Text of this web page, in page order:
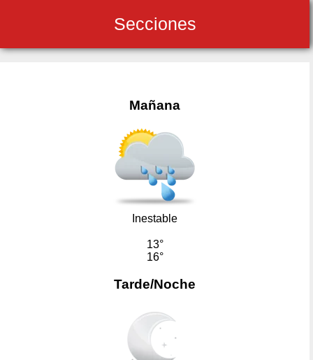
Secciones
Mañana
Inestable
13°
16°
Tarde/Noche